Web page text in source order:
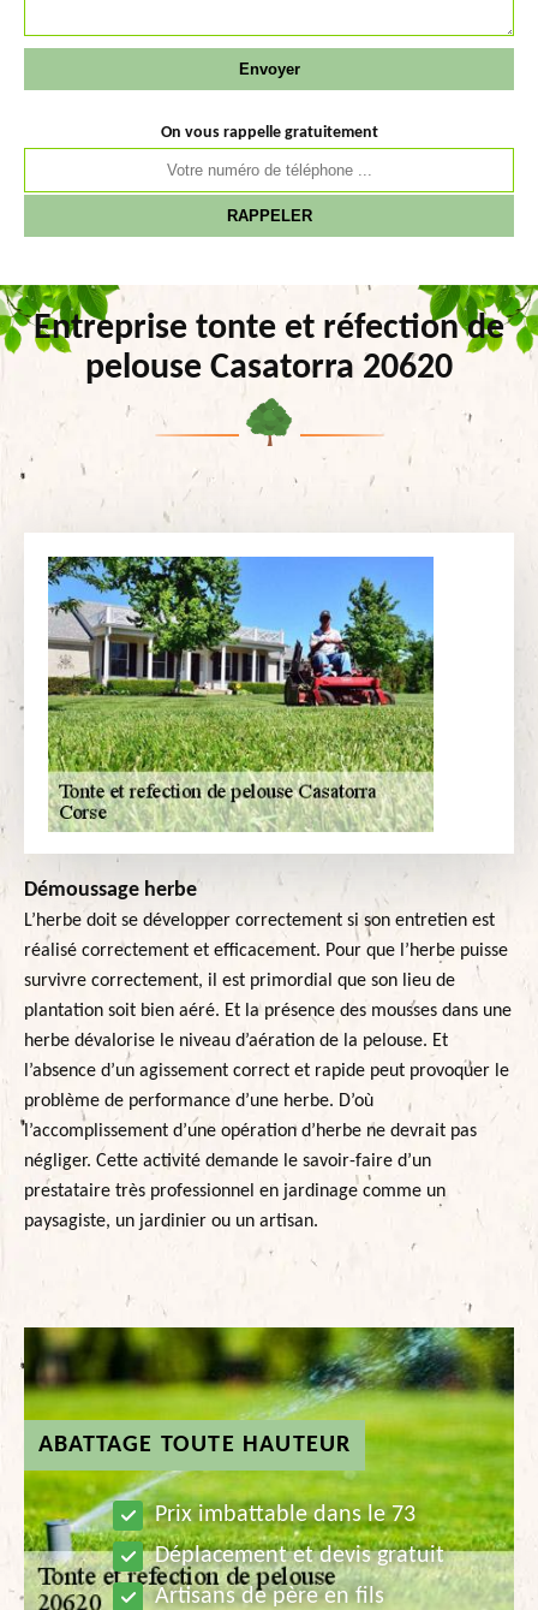
ABATTAGE TOUTE HAUTEUR
Prix imbattable dans le 73
Déplacement et devis gratuit
Artisans de père en fils
On vous rappelle gratuitement
Entreprise tonte et réfection de
pelouse Casatorra 20620
Démoussage herbe
L’herbe doit se développer correctement si son entretien est
réalisé correctement et efficacement. Pour que l’herbe puisse
survivre correctement, il est primordial que son lieu de
plantation soit bien aéré. Et la présence des mousses dans une
herbe dévalorise le niveau d’aération de la pelouse. Et
l’absence d’un agissement correct et rapide peut provoquer le
problème de performance d’une herbe. D’où
l’accomplissement d’une opération d’herbe ne devrait pas
négliger. Cette activité demande le savoir-faire d’un
prestataire très professionnel en jardinage comme un
paysagiste, un jardinier ou un artisan.